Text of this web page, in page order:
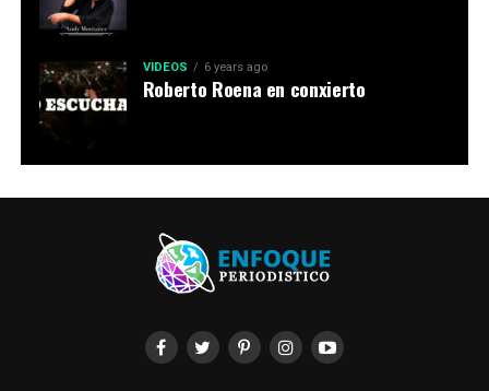
VIDEOS 6 years ago
Roberto Roena en conxierto